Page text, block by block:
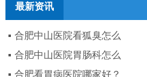
最新资讯
合肥中山医院看狐臭怎么
合肥中山医院胃肠科怎么
合肥看胃病医院哪家好？